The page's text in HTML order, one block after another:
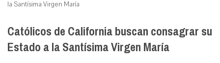
la Santísima Virgen María
Católicos de California buscan consagrar su
Estado a la Santísima Virgen María